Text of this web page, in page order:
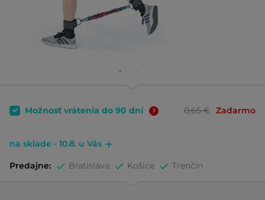
Možnosť vrátenia do 90 dní 0,65 € Zadarmo
na sklade - 10.8. u Vás
Predajne: Bratislava Košice Trenčín